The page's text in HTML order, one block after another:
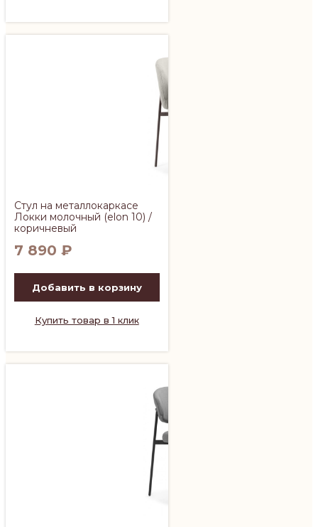
Стул на металлокаркасе
Локки молочный (elon 10) /
коричневый
7 890 ₽
Добавить в корзину
Купить товар в 1 клик